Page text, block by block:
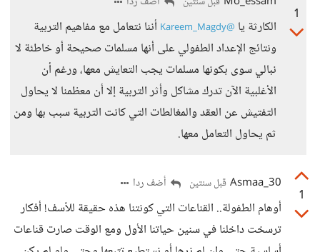
1
الكارثة يا @Kareem_Magdy
أننا نتعامل مع مفاهيم التربية
ونتائج الإعداد الطفولي على أنها مسلمات صحيحة أو خاطئة لا
نبالي سوى بكونها مسلمات يجب التعايش معها، ورغم أن
الأغلبية الآن تدرك مشاكل وأثر التربية إلا أن معظمنا لا يحاول
التفتيش عن العقد والمغالطات التي كانت التربية سبب بها ومن
ثم يحاول التعامل معها.
1
Asmaa_30 قبل سنتين أضف ردا
أوهام الطفولة.. القناعات التي كونتنا هذه حقيقة للأسف! أفكار
ترسخت داخلنا في سنين حياتنا الأول ومع الوقت صارت قناعات